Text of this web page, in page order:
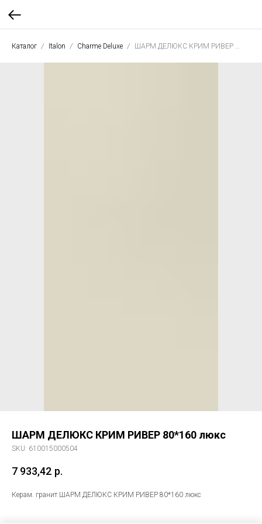
Каталог Italon Charme Deluxe
ШАРМ ДЕЛЮКС КРИМ РИВЕР 80*160 люкс
SKU: 610015000504
7 933,42 р.
Керам. гранит ШАРМ ДЕЛЮКС КРИМ РИВЕР 80*160 люкс